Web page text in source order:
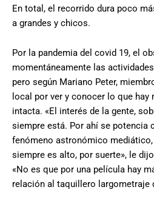
En total, el recorrido dura poco
a grandes y chicos.
Por la pandemia del covid 19, el
momentáneamente las
pero según Mariano Peter,
local por ver y conocer lo que
intacta. «El interés de la gente,
siempre está. Por ahí se potencia
fenómeno astronómico
siempre es alto, por suerte», le
«No es que por una película hay
relación al taquillero largometraje